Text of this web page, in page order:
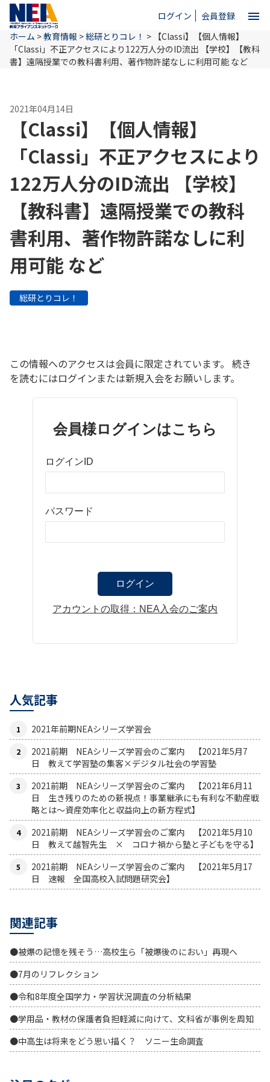
ログイン 会員登録 menu
close
NEAとは
教育情報
お問い合わせ
ホーム >教育情報 >総研とりコレ！ > 【Classi】【個人情報】
「Classi」不正アクセスにより122万人分のID流出 【学校】【教科
書】遠隔授業での教科書利用、著作物許諾なしに利用可能 など
2021年04月14日
【Classi】【個人情報】
「Classi」不正アクセスにより
122万人分のID流出 【学校】
【教科書】遠隔授業での教科
書利用、著作物許諾なしに利
用可能 など
総研とりコレ！
この情報へのアクセスは会員に限定されています。 続き
を読むにはログインまたは新規入会をお願いします。
会員様ログインはこちら
ログインID
パスワード
アカウントの取得：NEA入会のご案内
人気記事
2021年前期NEAシリーズ学習会
2021前期 NEAシリーズ学習会のご案内 【2021年5月7
日 教えて学習塾の集客×デジタル社会の学習塾
2021前期 NEAシリーズ学習会のご案内 【2021年6月11
日 生き残りのための新視点！事業継承にも有利な不動産戦
略とは〜資産効率化と収益向上の新方程式】
2021前期 NEAシリーズ学習会のご案内 【2021年5月10
日 教えて越智先生 × コロナ禍から塾と子どもを守る】
2021前期 NEAシリーズ学習会のご案内 【2021年5月17
日 速報 全国高校入試問題研究会】
関連記事
●被爆の記憶を残そう…高校生ら「被爆後のにおい」再現へ
●7月のリフレクション
●令和8年度全国学力・学習状況調査の分析結果
●学用品・教材の保護者負担軽減に向けて、文科省が事例を周知
●中高生は将来をどう思い描く？ ソニー生命調査